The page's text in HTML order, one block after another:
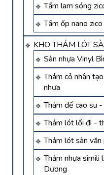
Tấm lam sóng
Tấm ốp nano
KHO THẢM LÓT
Sàn nhựa Vinyl
Thảm cỏ nhân
nhựa
Thảm đế cao su
Thảm lót lối đi -
Thảm lót sàn văn
Thảm nhựa simili
Dương